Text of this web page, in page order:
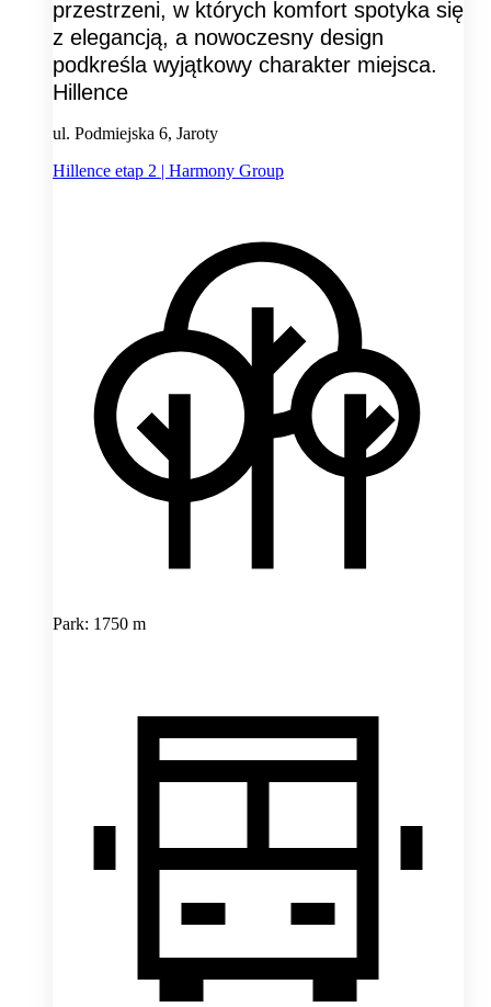
przestrzeni, w których komfort spotyka się
z elegancją, a nowoczesny design
podkreśla wyjątkowy charakter miejsca.
Hillence
ul. Podmiejska 6, Jaroty
Hillence etap 2 | Harmony Group
Park: 1750 m